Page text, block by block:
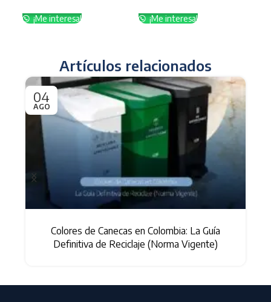
¡Me interesa!
¡Me interesa!
Artículos relacionados
04
AGO
Colores de Canecas en Colombia: La Guía
Definitiva de Reciclaje (Norma Vigente)